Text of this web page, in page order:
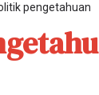
pengetahuan